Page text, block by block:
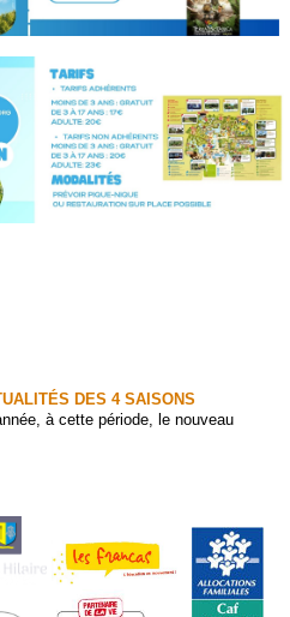
DES 4 SAISONS
à cette période, le nouveau